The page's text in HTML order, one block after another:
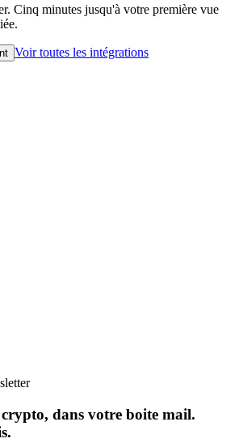
Cinq minutes jusqu'à votre première vue
Voir toutes les intégrations
dans votre boite mail.